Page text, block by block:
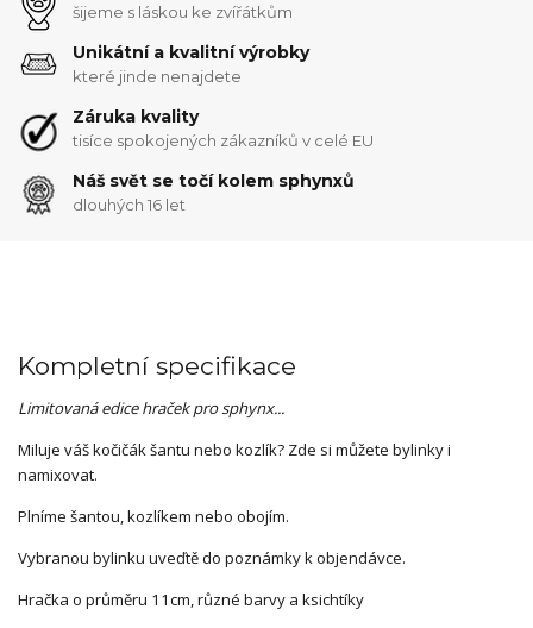
šijeme s láskou ke zvířátkům
Unikátní a kvalitní výrobky
které jinde nenajdete
Záruka kvality
tisíce spokojených zákazníků v celé EU
Náš svět se točí kolem sphynxů
dlouhých 16 let
Kompletní specifikace
Limitovaná edice hraček pro sphynx...
Miluje váš kočičák šantu nebo kozlík? Zde si můžete bylinky i
namixovat.
Plníme šantou, kozlíkem nebo obojím.
Vybranou bylinku uveďtě do poznámky k objendávce.
Hračka o průměru 11cm, různé barvy a ksichtíky